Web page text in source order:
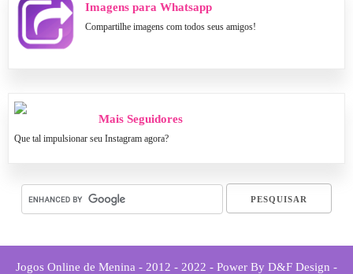
Imagens para Whatsapp
Compartilhe imagens com todos seus amigos!
Mais Seguidores
Que tal impulsionar seu Instagram agora?
Jogos Online de Menina - 2012 - 2022 - Power By D&F Design -